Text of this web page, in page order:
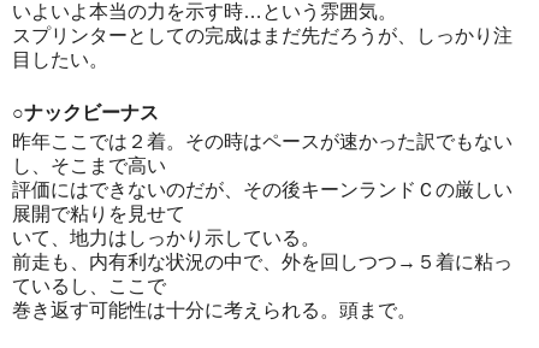
いよいよ本当の力を示す時…という雰囲気。
スプリンターとしての完成はまだ先だろうが、しっかり注
目したい。
○ナックビーナス
昨年ここでは２着。その時はペースが速かった訳でもない
し、そこまで高い
評価にはできないのだが、その後キーンランドＣの厳しい
展開で粘りを見せて
いて、地力はしっかり示している。
前走も、内有利な状況の中で、外を回しつつ→５着に粘っ
ているし、ここで
巻き返す可能性は十分に考えられる。頭まで。